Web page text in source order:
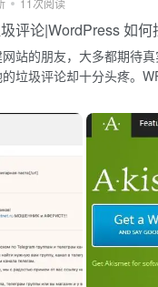
评论|WordPress 如
站的朋友，大多都期待
垃圾评论却十分头疼。